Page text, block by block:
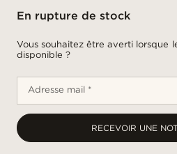
En rupture de stock
Vous souhaitez être averti lorsque
disponible ?
Adresse mail *
RECEVOIR UNE